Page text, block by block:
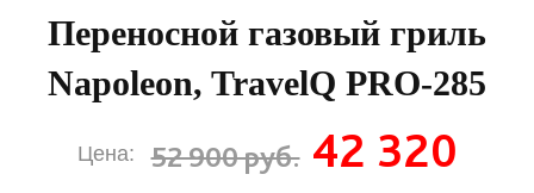
Переносной газовый гриль
Napoleon, TravelQ PRO-285
Цена: 52 900 руб. 42 320